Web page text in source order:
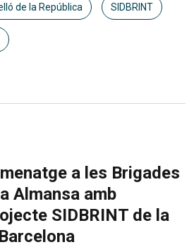
de la República SIDBRINT
a les Brigades
Almansa amb
SIDBRINT de la